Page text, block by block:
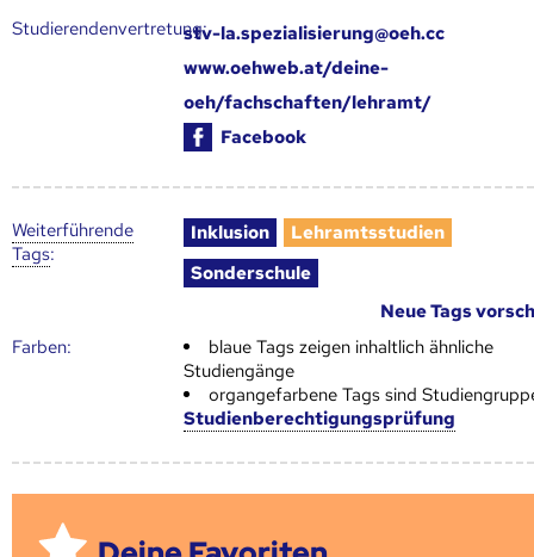
Studierendenvertretung:stv-la.spezialisierung@oeh.cc
www.oehweb.at/deine-
oeh/fachschaften/lehramt/
Facebook
Weiter­führende
Tags:
Inklusion
Lehramtsstudien
Sonderschule
Neue Tags
Farben:
blaue Tags zeigen inhaltlich ähnliche
Studiengänge
organgefarbene Tags sind
Studienberechtigungsprüfung